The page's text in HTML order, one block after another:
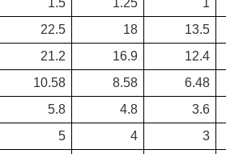
13.5
18
22.5
12.4
16.9
21.2
6.48
8.58
10.58
3.6
4.8
5.8
3
4
5